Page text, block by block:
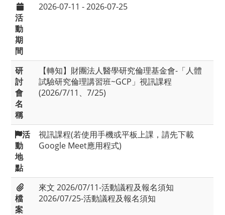
活
動
期
間
2026-07-11 - 2026-07-25
研
討
會
名
稱
【轉知】財團法人醫學研究倫理基金會-「人體
試驗研究倫理講習班~GCP」視訊課程
(2026/7/11、7/25)
活
動
地
點
視訊課程(若使用手機或平板上課，請先下載
Google Meet應用程式)
檔
案
來文 2026/07/11-活動議程及報名須知
2026/07/25-活動議程及報名須知